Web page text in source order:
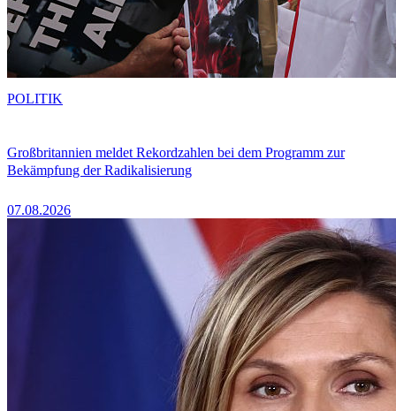
Großbritannien meldet Rekordzahlen bei dem Programm zur
Bekämpfung der Radikalisierung
07.08.2026
POLITIK